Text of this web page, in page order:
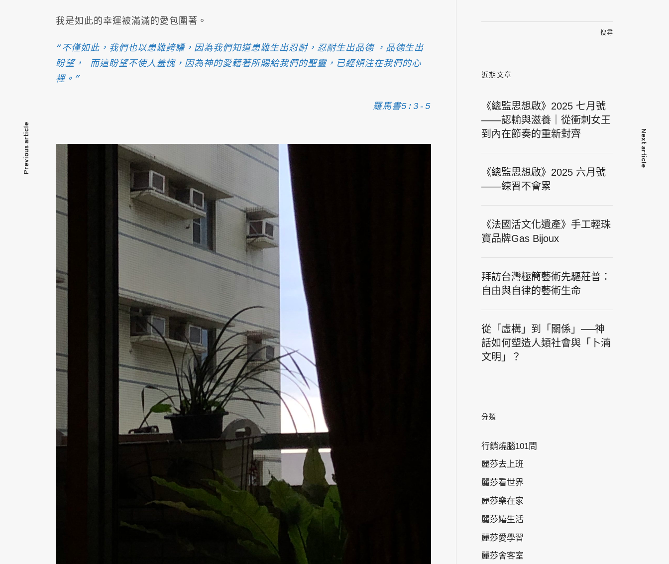
我是如此的幸運被滿滿的愛包圍著。
“不僅如此，我們也以患難誇耀，因為我們知道患難生出忍耐，忍耐生出品德
，品德生出
盼望， 而這盼望不使人羞愧，因為神的愛藉著所賜給我們的聖靈，已經傾注在我們的心
裡。”
羅馬書5:3-5
Previous article Next article
近期文章
《總監思想啟》2025 七月號
——認輸與滋養｜從衝刺女王
到內在節奏的重新對齊
《總監思想啟》2025 六月號
——練習不會累
《法國活文化遺產》手工輕珠
寶品牌Gas Bijoux
拜訪台灣極簡藝術先驅莊普：
自由與自律的藝術生命
從「虛構」到「關係」──神
話如何塑造人類社會與「卜湳
文明」？
分類
行銷燒腦101問
麗莎去上班
麗莎看世界
麗莎樂在家
麗莎嬉生活
麗莎愛學習
麗莎會客室